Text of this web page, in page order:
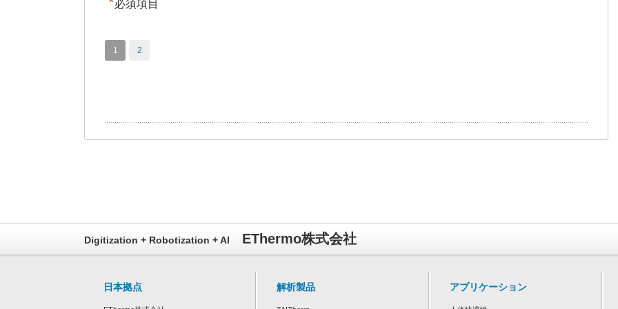
必須項目
1 2
Digitization + Robotization + AI EThermo株式会社
日本拠点 解析製品 アプリケーション